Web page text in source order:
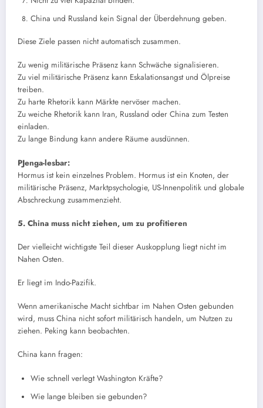
China und Russland kein Signal der Überdehnung geben.
Diese Ziele passen nicht automatisch zusammen.
Zu wenig militärische Präsenz kann Schwäche signalisieren.
Zu viel militärische Präsenz kann Eskalationsangst und Ölpreise
treiben.
Zu harte Rhetorik kann Märkte nervöser machen.
Zu weiche Rhetorik kann Iran, Russland oder China zum Testen
einladen.
Zu lange Bindung kann andere Räume ausdünnen.
PJenga-lesbar:
Hormus ist kein einzelnes Problem. Hormus ist ein Knoten, der
militärische Präsenz, Marktpsychologie, US-Innenpolitik und globale
Abschreckung zusammenzieht.
5. China muss nicht ziehen, um zu profitieren
Der vielleicht wichtigste Teil dieser Auskopplung liegt nicht im
Nahen Osten.
Er liegt im Indo-Pazifik.
Wenn amerikanische Macht sichtbar im Nahen Osten gebunden
wird, muss China nicht sofort militärisch handeln, um Nutzen zu
ziehen. Peking kann beobachten.
China kann fragen:
Wie schnell verlegt Washington Kräfte?
Wie lange bleiben sie gebunden?